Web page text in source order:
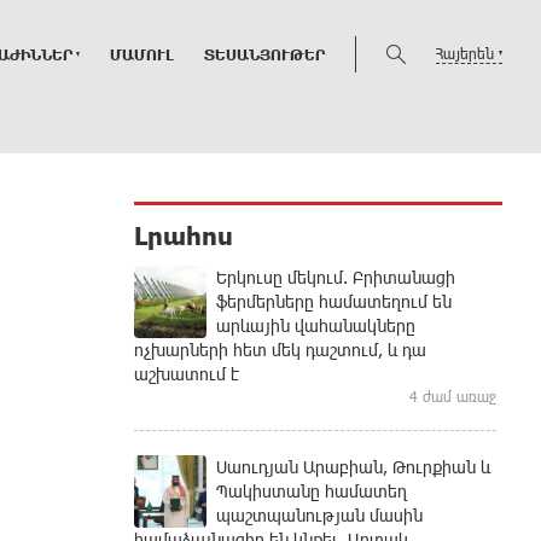
ՄԱՄՈՒԼ ՏԵՍԱՆՅՈՒԹԵՐ Հայերեն
Լրահոս
Երկուսը մեկում. Բրիտանացի
ֆերմերները համատեղում են
արևային վահանակները
ոչխարների հետ մեկ դաշտում, և դա
աշխատում է
4 ժամ առաջ
Սաուդյան Արաբիան, Թուրքիան և
Պակիստանը համատեղ
պաշտպանության մասին